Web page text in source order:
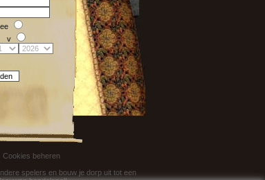
Cookies beheren
spelers en bouw je dorp uit tot een